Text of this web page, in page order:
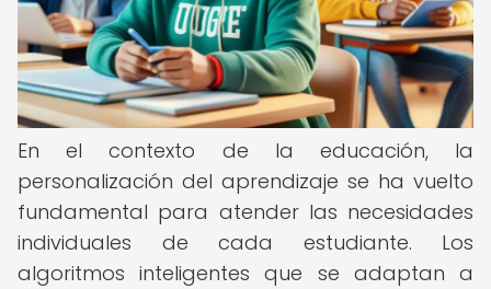
En el contexto de la educación, la
personalización del aprendizaje se ha vuelto
fundamental para atender las necesidades
individuales de cada estudiante. Los
algoritmos inteligentes que se adaptan a